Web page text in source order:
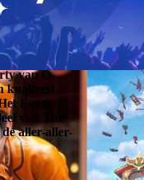
van Q
knalfeest
Foute
van The
aller-aller-